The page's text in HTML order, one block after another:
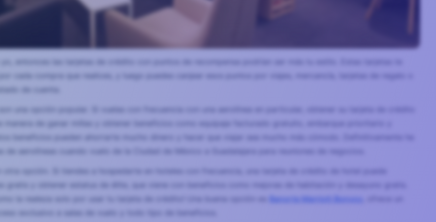
yo, entonces las tarjetas de crédito con puntos de recompensa podrían ser más tu estilo. Estas tarjetas te
cada compra que realices, y luego puedes canjear esos puntos por viajes, mercancía, tarjetas de regalo o
una opción popular. Si vuelas con frecuencia con una aerolínea en particular, obtener su tarjeta de crédito
manera de ganar millas y obtener beneficios como equipaje facturado gratuito, embarque prioritario y
beneficios pueden ahorrarte mucho dinero y hacer que viajar sea mucho más cómodo. Definitivamente he
de aerolíneas cuando vuelo de la Ciudad de México a Guadalajara para reuniones de negocios.
gratis y obtener estatus de élite, que viene con beneficios como mejoras de habitación y desayuno gratis.
la realeza solo por usar tu tarjeta de crédito! Una buena opción es
Banorte Marriott Bonvoy